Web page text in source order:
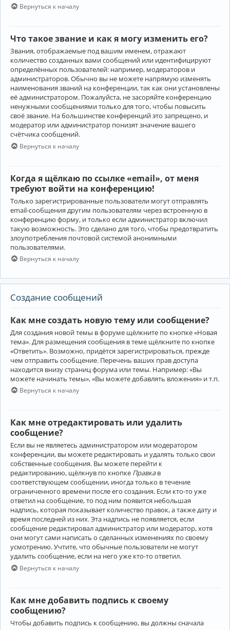
Вернуться к началу
Что такое звание и как я могу изменить его?
Звания, отображаемые под вашим именем, отражают
количество созданных вами сообщений или идентифицируют
определённых пользователей: например, модераторов и
администраторов. Обычно вы не можете напрямую изменять
наименования званий на конференции, так как они установлены
её администратором. Пожалуйста, не засоряйте конференцию
ненужными сообщениями только для того, чтобы повысить
своё звание. На большинстве конференций это запрещено, и
модератор или администратор понизят значение вашего
счётчика сообщений.
Вернуться к началу
Когда я щёлкаю по ссылке «email», от меня
требуют войти на конференцию!
Только зарегистрированные пользователи могут отправлять
email-сообщения другим пользователям через встроенную в
конференцию форму, и только если администратор включил
такую возможность. Это сделано для того, чтобы предотвратить
злоупотребления почтовой системой анонимными
пользователями.
Вернуться к началу
Создание сообщений
Как мне создать новую тему или сообщение?
Для создания новой темы в форуме щёлкните по кнопке «Новая
тема». Для размещения сообщения в теме щёлкните по кнопке
«Ответить». Возможно, придётся зарегистрироваться, прежде
чем отправить сообщение. Перечень ваших прав доступа
находится внизу страниц форума или темы. Например: «Вы
можете начинать темы», «Вы можете добавлять вложения» и т.п.
Вернуться к началу
Как мне отредактировать или удалить
сообщение?
Если вы не являетесь администратором или модератором
конференции, вы можете редактировать и удалять только свои
собственные сообщения. Вы можете перейти к
редактированию, щёлкнув по кнопке Правкав
соответствующем сообщении, иногда только в течение
ограниченного времени после его создания. Если кто-то уже
ответил на сообщение, то под ним появится небольшая
надпись, которая показывает количество правок, а также дату и
время последней из них. Эта надпись не появляется, если
сообщение редактировал администратор или модератор, хотя
они могут сами написать о сделанных изменениях по своему
усмотрению. Учтите, что обычные пользователи не могут
удалить сообщение, если на него уже кто-то ответил.
Вернуться к началу
Как мне добавить подпись к своему
сообщению?
Чтобы добавить подпись к сообщению, вы должны сначала